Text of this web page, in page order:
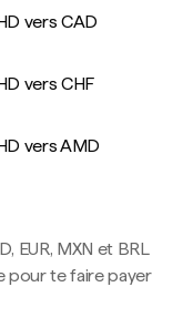
vers CAD
vers CHF
vers AMD
EUR, MXN et BRL
pour te faire payer